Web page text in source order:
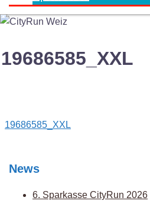
19686585_XXL
Post
19686585_XXL
News
6. Sparkasse CityRun 2026